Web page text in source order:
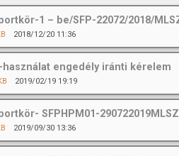
1 – be/SFP-22072/2018/
2018/12/20 11:36
használat engedély iránti kérelem
2019/02/19 19:19
SFPHPM01-
2019/09/30 13:36